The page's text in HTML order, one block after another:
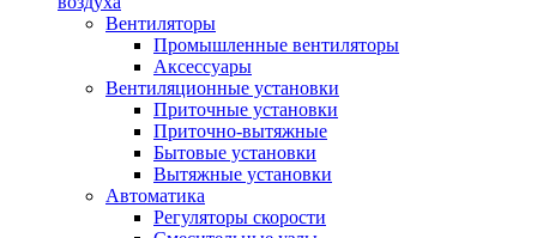
Вентиляторы
Промышленные вентиляторы
Аксессуары
Вентиляционные установки
Приточные установки
Приточно-вытяжные
Бытовые установки
Вытяжные установки
Автоматика
Регуляторы скорости